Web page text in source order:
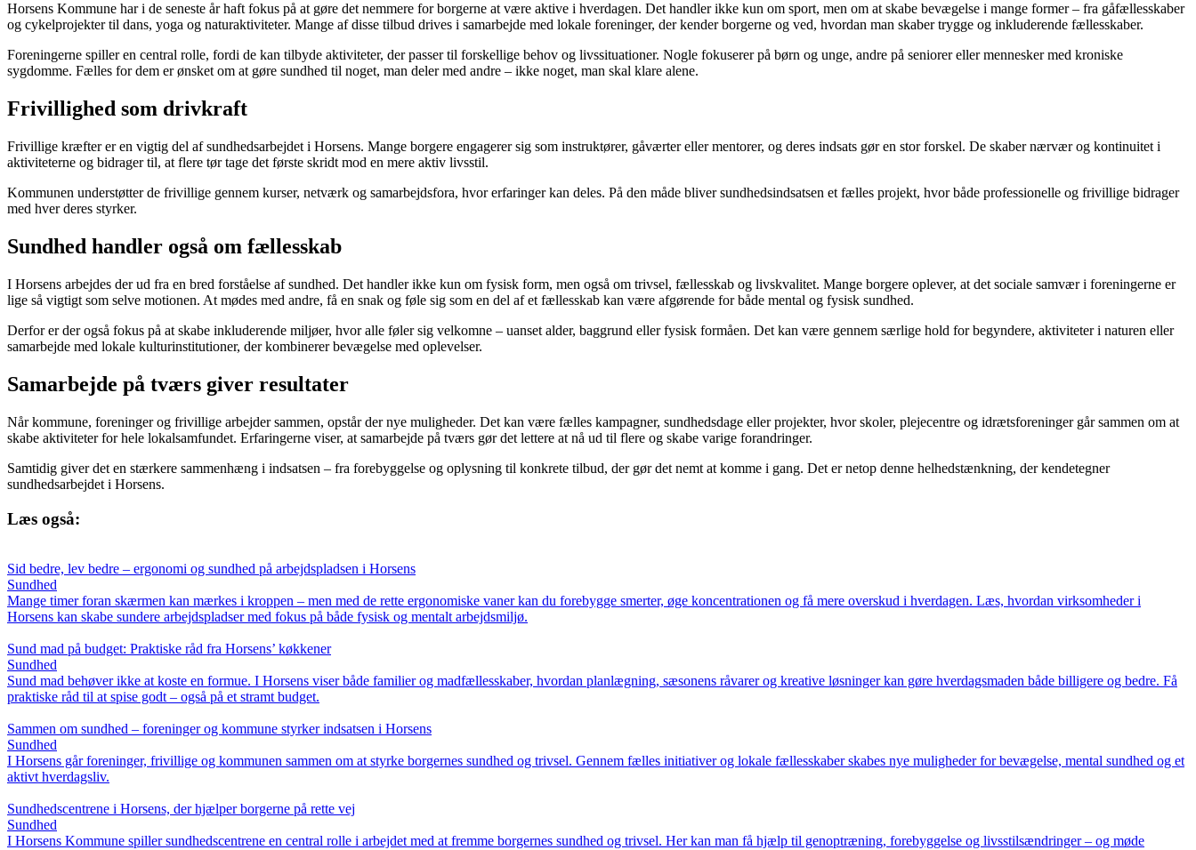
Horsens Kommune har i de seneste år haft fokus på at gøre det nemmere for borgerne at være aktive i hverdagen. Det handler ikke kun om sport, men om at skabe bevægelse i mange former – fra gåfællesskaber
og cykelprojekter til dans, yoga og naturaktiviteter. Mange af disse tilbud drives i samarbejde med lokale foreninger, der kender borgerne og ved, hvordan man skaber trygge og inkluderende fællesskaber.
Foreningerne spiller en central rolle, fordi de kan tilbyde aktiviteter, der passer til forskellige behov og livssituationer. Nogle fokuserer på børn og unge, andre på seniorer eller mennesker med kroniske
sygdomme. Fælles for dem er ønsket om at gøre sundhed til noget, man deler med andre – ikke noget, man skal klare alene.
Frivillighed som drivkraft
Frivillige kræfter er en vigtig del af sundhedsarbejdet i Horsens. Mange borgere engagerer sig som instruktører, gåværter eller mentorer, og deres indsats gør en stor forskel. De skaber nærvær og kontinuitet i
aktiviteterne og bidrager til, at flere tør tage det første skridt mod en mere aktiv livsstil.
Kommunen understøtter de frivillige gennem kurser, netværk og samarbejdsfora, hvor erfaringer kan deles. På den måde bliver sundhedsindsatsen et fælles projekt, hvor både professionelle og frivillige bidrager
med hver deres styrker.
Sundhed handler også om fællesskab
I Horsens arbejdes der ud fra en bred forståelse af sundhed. Det handler ikke kun om fysisk form, men også om trivsel, fællesskab og livskvalitet. Mange borgere oplever, at det sociale samvær i foreningerne er
lige så vigtigt som selve motionen. At mødes med andre, få en snak og føle sig som en del af et fællesskab kan være afgørende for både mental og fysisk sundhed.
Derfor er der også fokus på at skabe inkluderende miljøer, hvor alle føler sig velkomne – uanset alder, baggrund eller fysisk formåen. Det kan være gennem særlige hold for begyndere, aktiviteter i naturen eller
samarbejde med lokale kulturinstitutioner, der kombinerer bevægelse med oplevelser.
Samarbejde på tværs giver resultater
Når kommune, foreninger og frivillige arbejder sammen, opstår der nye muligheder. Det kan være fælles kampagner, sundhedsdage eller projekter, hvor skoler, plejecentre og idrætsforeninger går sammen om at
skabe aktiviteter for hele lokalsamfundet. Erfaringerne viser, at samarbejde på tværs gør det lettere at nå ud til flere og skabe varige forandringer.
Samtidig giver det en stærkere sammenhæng i indsatsen – fra forebyggelse og oplysning til konkrete tilbud, der gør det nemt at komme i gang. Det er netop denne helhedstænkning, der kendetegner
sundhedsarbejdet i Horsens.
Læs også:
Sid bedre, lev bedre – ergonomi og sundhed på arbejdspladsen i Horsens
Sundhed
Mange timer foran skærmen kan mærkes i kroppen – men med de rette ergonomiske vaner kan du forebygge smerter, øge koncentrationen og få mere overskud i hverdagen. Læs, hvordan virksomheder i
Horsens kan skabe sundere arbejdspladser med fokus på både fysisk og mentalt arbejdsmiljø.
Sund mad på budget: Praktiske råd fra Horsens’ køkkener
Sundhed
Sund mad behøver ikke at koste en formue. I Horsens viser både familier og madfællesskaber, hvordan planlægning, sæsonens råvarer og kreative løsninger kan gøre hverdagsmaden både billigere og bedre. Få
praktiske råd til at spise godt – også på et stramt budget.
Sammen om sundhed – foreninger og kommune styrker indsatsen i Horsens
Sundhed
I Horsens går foreninger, frivillige og kommunen sammen om at styrke borgernes sundhed og trivsel. Gennem fælles initiativer og lokale fællesskaber skabes nye muligheder for bevægelse, mental sundhed og et
aktivt hverdagsliv.
Sundhedscentrene i Horsens, der hjælper borgerne på rette vej
Sundhed
I Horsens Kommune spiller sundhedscentrene en central rolle i arbejdet med at fremme borgernes sundhed og trivsel. Her kan man få hjælp til genoptræning, forebyggelse og livsstilsændringer – og møde